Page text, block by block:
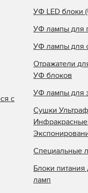
с
УФ LED блоки
УФ лампы для
УФ лампы для
Отражатели
УФ блоков
УФ лампы для
Сушки
Специальные
Блоки
ламп